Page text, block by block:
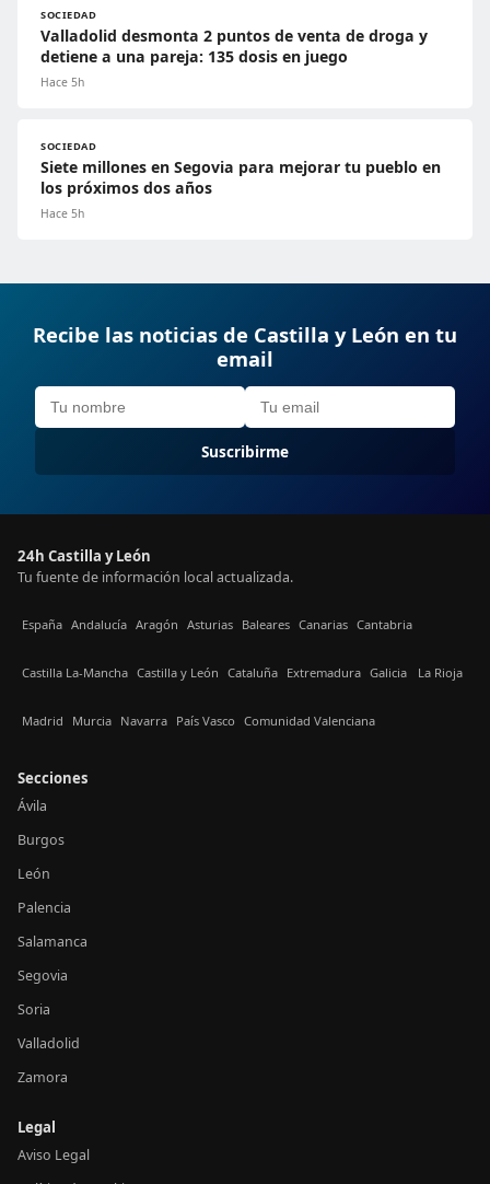
SOCIEDAD
Valladolid desmonta 2 puntos de venta de droga y
detiene a una pareja: 135 dosis en juego
Hace 5h
SOCIEDAD
Siete millones en Segovia para mejorar tu pueblo en
los próximos dos años
Hace 5h
Recibe las noticias de Castilla y León en tu
email
Suscribirme
24h Castilla y León
Tu fuente de información local actualizada.
España Andalucía Aragón Asturias Baleares Canarias Cantabria
Castilla La-Mancha Castilla y León Cataluña Extremadura Galicia La Rioja
Madrid Murcia Navarra País Vasco Comunidad Valenciana
Secciones
Ávila
Burgos
León
Palencia
Salamanca
Segovia
Soria
Valladolid
Zamora
Legal
Aviso Legal